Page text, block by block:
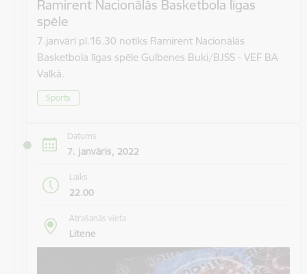
Ramirent Nacionālās Basketbola līgas
spēle
7.janvārī pl.16.30 notiks Ramirent Nacionālās
Basketbola līgas spēle Gulbenes Buki/BJSS - VEF BA
Valkā.
Sports
Datums
7. janvāris, 2022
Laiks
22.00
Atrašanās vieta
Litene